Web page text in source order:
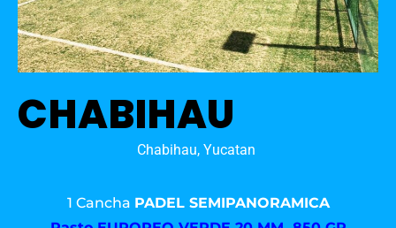
CHABIHAU
Chabihau, Yucatan
1 Cancha PADEL SEMIPANORAMICA